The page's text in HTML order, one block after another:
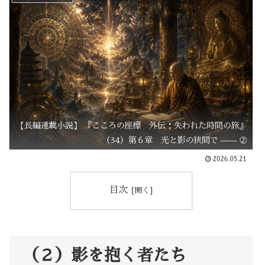
【長編連載小説】 『こころの座標 外伝：失われた時間の旅』
（34）第６章 光と影の狭間で —— ②
2026.05.21
目次
（２）影を抱く者たち